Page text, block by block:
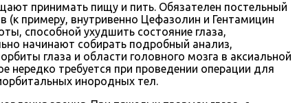
принимать пищу и пить. Обязателен постельный
(к примеру, внутривенно Цефазолин и Гентамицин
способной ухудшить состояние глаза,
начинают собирать подробный анализ,
глаза и области головного мозга в аксиальной
нередко требуется при проведении операции для
инородных тел.